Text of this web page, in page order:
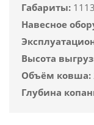
Габариты:
Навесное
Высота
Объём ковша:
Глубина